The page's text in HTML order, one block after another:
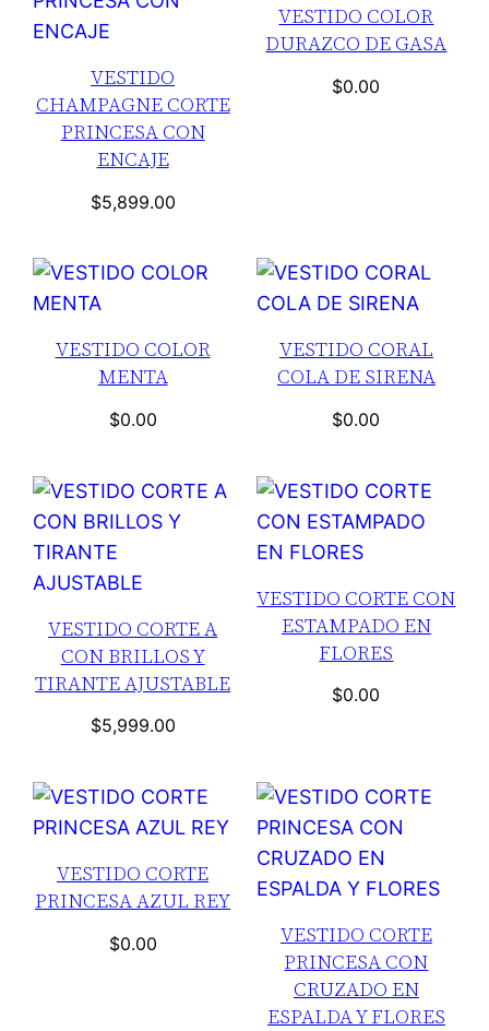
VESTIDO
CHAMPAGNE CORTE
PRINCESA CON
ENCAJE
$5,899.00
VESTIDO COLOR
DURAZCO DE GASA
$0.00
VESTIDO COLOR
MENTA
$0.00
VESTIDO CORAL
COLA DE SIRENA
$0.00
VESTIDO CORTE A
CON BRILLOS Y
TIRANTE AJUSTABLE
$5,999.00
VESTIDO CORTE CON
ESTAMPADO EN
FLORES
$0.00
VESTIDO CORTE
PRINCESA AZUL REY
$0.00
VESTIDO CORTE
PRINCESA CON
CRUZADO EN
ESPALDA Y FLORES